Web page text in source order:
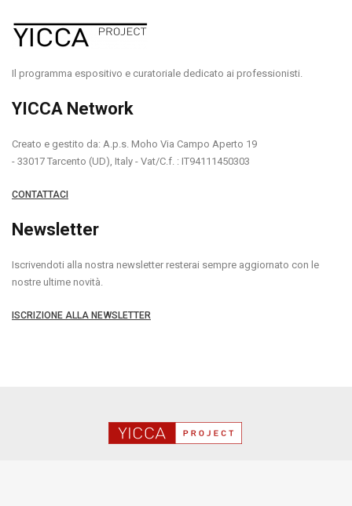
Il programma espositivo e curatoriale dedicato ai professionisti.
YICCA Network
Creato e gestito da: A.p.s. Moho Via Campo Aperto 19
- 33017 Tarcento (UD), Italy - Vat/C.f. : IT94111450303
CONTATTACI
Newsletter
Iscrivendoti alla nostra newsletter resterai sempre aggiornato con le
nostre ultime novità.
ISCRIZIONE ALLA NEWSLETTER